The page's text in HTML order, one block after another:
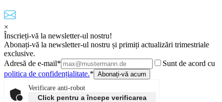
×
Înscrieți-vă la newsletter-ul nostru!
Abonați-vă la newsletter-ul nostru și primiți actualizări trimestriale
exclusive.
Adresă de e-mail*
Sunt de acord cu
politica de confidențialitate.*
Verificare anti-robot
Click pentru a începe verificarea